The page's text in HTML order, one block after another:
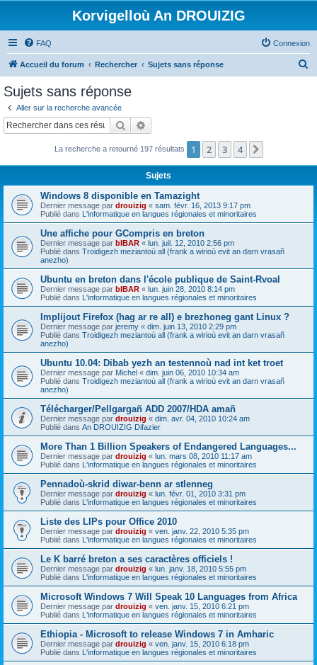
Korvigelloù An DROUIZIG
FAQ Connexion
Accueil du forum Rechercher Sujets sans réponse
c
Sujets sans réponse
Aller sur la recherche avancée
Rechercher
La recherche a retourné 197 résultats 1 2 3 4
Sujets
Windows 8 disponible en Tamazight
Dernier message par drouizig « sam. févr. 16, 2013 9:17 pm
Publié dans L'informatique en langues régionales et minoritaires
Une affiche pour GCompris en breton
Dernier message par bIBAR « lun. juil. 12, 2010 2:56 pm
Publié dans Troidigezh meziantoù all (frank a wirioù evit an darn vrasañ
anezho)
Ubuntu en breton dans l'école publique de Saint-Rvoal
Dernier message par bIBAR « lun. juin 28, 2010 8:14 pm
Publié dans L'informatique en langues régionales et minoritaires
Implijout Firefox (hag ar re all) e brezhoneg gant Linux ?
Dernier message par jeremy « dim. juin 13, 2010 2:29 pm
Publié dans Troidigezh meziantoù all (frank a wirioù evit an darn vrasañ
anezho)
Ubuntu 10.04: Dibab yezh an testennoù nad int ket troet
Dernier message par Michel « dim. juin 06, 2010 10:34 am
Publié dans Troidigezh meziantoù all (frank a wirioù evit an darn vrasañ
anezho)
Télécharger/Pellgargañ ADD 2007/HDA amañ
Dernier message par drouizig « dim. avr. 04, 2010 10:24 am
Publié dans An DROUIZIG Difazier
More Than 1 Billion Speakers of Endangered Languages...
Dernier message par drouizig « lun. mars 08, 2010 11:17 am
Publié dans L'informatique en langues régionales et minoritaires
Pennadoù-skrid diwar-benn ar stlenneg
Dernier message par drouizig « lun. févr. 01, 2010 3:31 pm
Publié dans L'informatique en langues régionales et minoritaires
Liste des LIPs pour Office 2010
Dernier message par drouizig « ven. janv. 22, 2010 5:35 pm
Publié dans L'informatique en langues régionales et minoritaires
Le K barré breton a ses caractères officiels !
Dernier message par drouizig « lun. janv. 18, 2010 5:55 pm
Publié dans L'informatique en langues régionales et minoritaires
Microsoft Windows 7 Will Speak 10 Languages from Africa
Dernier message par drouizig « ven. janv. 15, 2010 6:21 pm
Publié dans L'informatique en langues régionales et minoritaires
Ethiopia - Microsoft to release Windows 7 in Amharic
Dernier message par drouizig « ven. janv. 15, 2010 6:18 pm
Publié dans L'informatique en langues régionales et minoritaires